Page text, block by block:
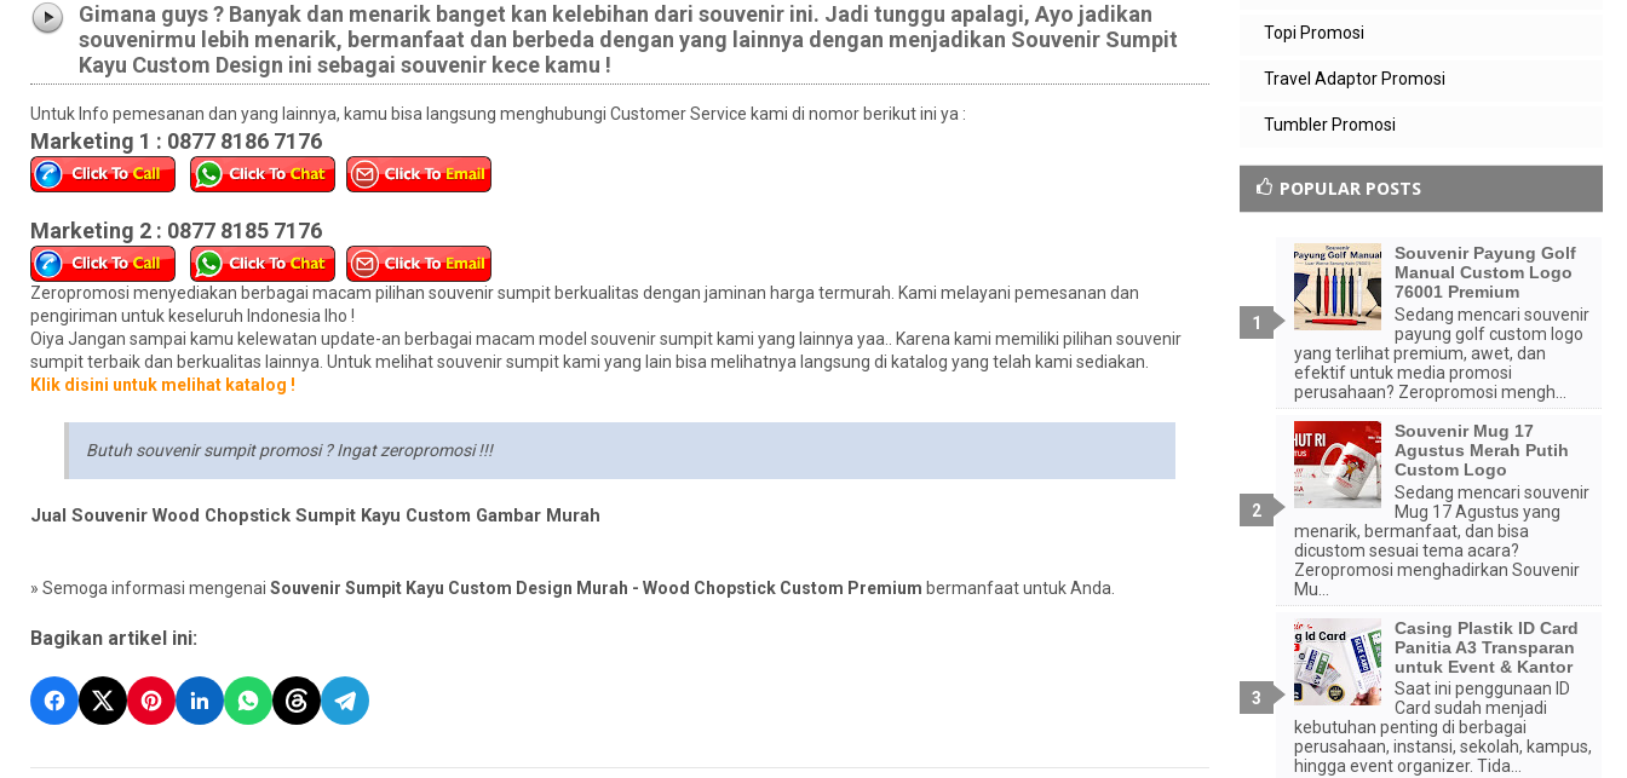
Gimana guys ? Banyak dan menarik banget kan kelebihan dari souvenir ini. Jadi tunggu apalagi, Ayo jadikan
souvenirmu lebih menarik, bermanfaat dan berbeda dengan yang lainnya dengan menjadikan Souvenir Sumpit
Kayu Custom Design ini sebagai souvenir kece kamu !
Untuk Info pemesanan dan yang lainnya, kamu bisa langsung menghubungi Customer Service kami di nomor berikut ini ya :
Marketing 1 : 0877 8186 7176
Marketing 2 : 0877 8185 7176
Zeropromosi menyediakan berbagai macam pilihan souvenir sumpit berkualitas dengan jaminan harga termurah. Kami melayani pemesanan dan
pengiriman untuk keseluruh Indonesia lho !
Oiya Jangan sampai kamu kelewatan update-an berbagai macam model souvenir sumpit kami yang lainnya yaa.. Karena kami memiliki pilihan souvenir
sumpit terbaik dan berkualitas lainnya. Untuk melihat souvenir sumpit kami yang lain bisa melihatnya langsung di katalog yang telah kami sediakan.
Klik disini untuk melihat katalog !
Butuh souvenir sumpit promosi ? Ingat zeropromosi !!!
Jual Souvenir Wood Chopstick Sumpit Kayu Custom Gambar Murah
» Semoga informasi mengenai Souvenir Sumpit Kayu Custom Design Murah - Wood Chopstick Custom Premium bermanfaat untuk Anda.
Bagikan artikel ini:
Topi Promosi
Travel Adaptor Promosi
Tumbler Promosi
POPULAR POSTS
Souvenir Payung Golf
Manual Custom Logo
76001 Premium
Sedang mencari souvenir
payung golf custom logo
yang terlihat premium, awet, dan
efektif untuk media promosi
perusahaan? Zeropromosi mengh...
Souvenir Mug 17
Agustus Merah Putih
Custom Logo
Sedang mencari souvenir
Mug 17 Agustus yang
menarik, bermanfaat, dan bisa
dicustom sesuai tema acara?
Zeropromosi menghadirkan Souvenir
Mu...
Casing Plastik ID Card
Panitia A3 Transparan
untuk Event & Kantor
Saat ini penggunaan ID
Card sudah menjadi
kebutuhan penting di berbagai
perusahaan, instansi, sekolah, kampus,
hingga event organizer. Tida...